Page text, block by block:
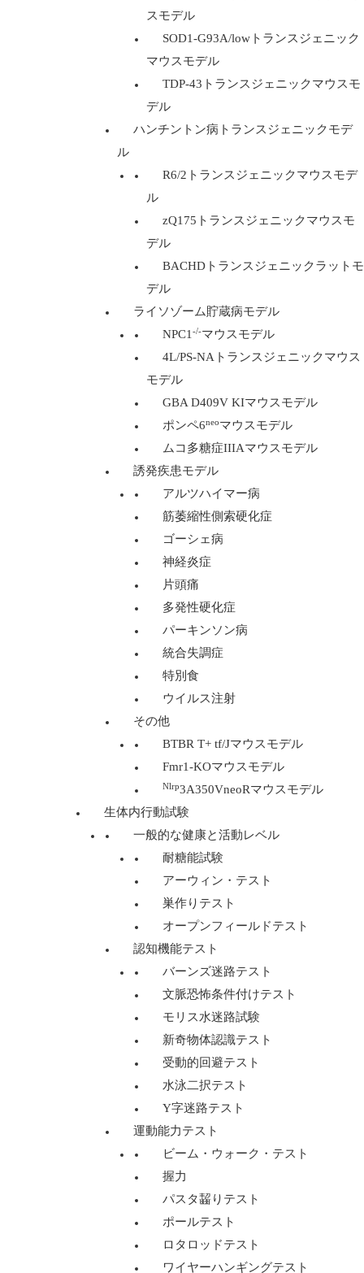
スモデル
SOD1-G93A/lowトランスジェニック
マウスモデル
TDP-43トランスジェニックマウスモ
デル
ハンチントン病トランスジェニックモデ
ル
R6/2トランスジェニックマウスモデ
ル
zQ175トランスジェニックマウスモ
デル
BACHDトランスジェニックラットモ
デル
ライソゾーム貯蔵病モデル
NPC1 -/-マウスモデル
4L/PS-NAトランスジェニックマウス
モデル
GBA D409V KIマウスモデル
ポンペ6neoマウスモデル
ムコ多糖症IIIAマウスモデル
誘発疾患モデル
アルツハイマー病
筋萎縮性側索硬化症
ゴーシェ病
神経炎症
片頭痛
多発性硬化症
パーキンソン病
統合失調症
特別食
ウイルス注射
その他
BTBR T+ tf/Jマウスモデル
Fmr1-KOマウスモデル
Nlrp3A350VneoRマウスモデル
生体内行動試験
一般的な健康と活動レベル
耐糖能試験
アーウィン・テスト
巣作りテスト
オープンフィールドテスト
認知機能テスト
バーンズ迷路テスト
文脈恐怖条件付けテスト
モリス水迷路試験
新奇物体認識テスト
受動的回避テスト
水泳二択テスト
Y字迷路テスト
運動能力テスト
ビーム・ウォーク・テスト
握力
パスタ齧りテスト
ポールテスト
ロタロッドテスト
ワイヤーハンギングテスト